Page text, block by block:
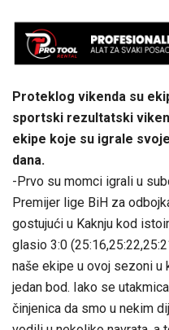
Proteklog vikenda su
sportski rezultatski
ekipe koje su igrale
dana.
-Prvo su momci igrali u
Premijer lige BiH za
gostujući u Kaknju kod
glasio 3:0
naše ekipe u ovoj sezoni
jedan bod. Iako se
činjenica da smo u nekim